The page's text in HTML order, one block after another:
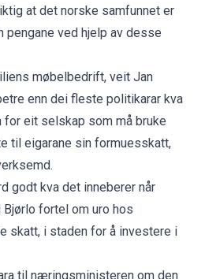
at det norske samfunnet er
pengane ved hjelp av desse
møbelbedrift, veit Jan
enn dei fleste politikarar kva
for eit selskap som må bruke
til eigarane sin formuesskatt,
godt kva det inneberer når
fortel om uro hos
skatt, i staden for å investere i
til næringsministeren om den